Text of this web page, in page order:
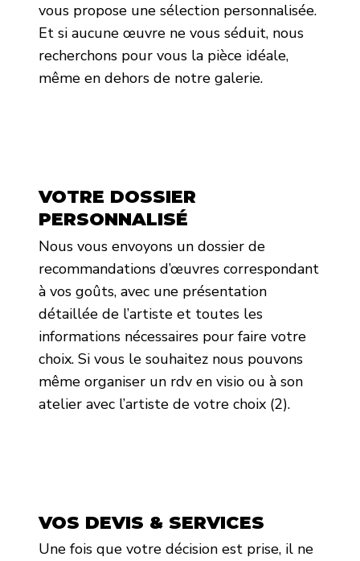
vous propose une sélection personnalisée.
Et si aucune œuvre ne vous séduit, nous
recherchons pour vous la pièce idéale,
même en dehors de notre galerie.
VOTRE DOSSIER
PERSONNALISÉ
Nous vous envoyons un dossier de
recommandations d’œuvres correspondant
à vos goûts, avec une présentation
détaillée de l’artiste et toutes les
informations nécessaires pour faire votre
choix. Si vous le souhaitez nous pouvons
même organiser un rdv en visio ou à son
atelier avec l’artiste de votre choix (2).
VOS DEVIS & SERVICES
Une fois que votre décision est prise, il ne